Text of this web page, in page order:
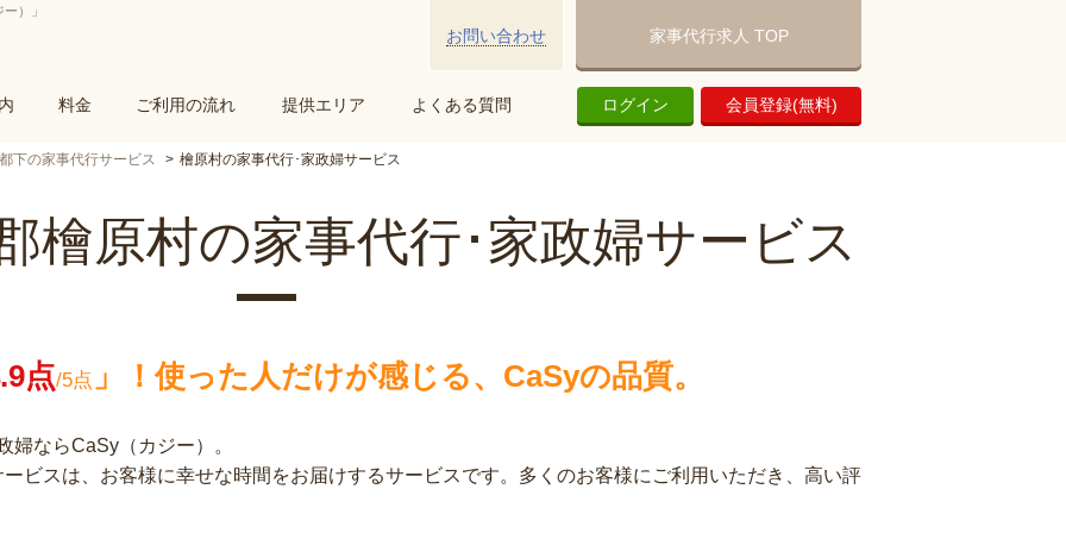
）」
料金 ご利用の流れ 提供エリア よくある質問 ログイン 会員登録(無料)
お問い合わせ 家事代行求人 TOP
下の家事代行サービス 檜原村の家事代行･家政婦サービス
檜原村の家事代行･家政婦サービス
点/5点 」！使った人だけが感じる、CaSyの品質。
婦ならCaSy（カジー）。
ビスは、お客様に幸せな時間をお届けするサービスです。多くのお客様にご利用いただき、高い評